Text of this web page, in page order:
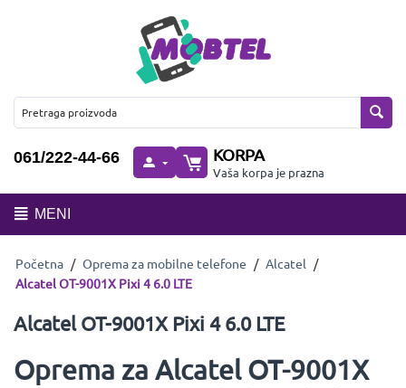
061/222-44-66 KORPA
Vaša korpa je prazna
MENI
Početna / Oprema za mobilne telefone / Alcatel /
Alcatel OT-9001X Pixi 4 6.0 LTE
Alcatel OT-9001X Pixi 4 6.0 LTE
Oprema za Alcatel OT-9001X